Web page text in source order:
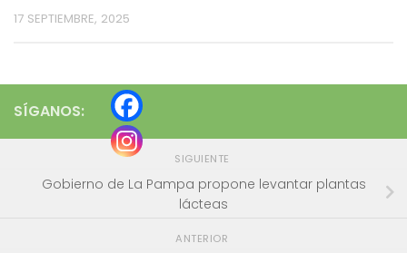
17 SEPTIEMBRE, 2025
SÍGANOS:
SIGUIENTE
Gobierno de La Pampa propone levantar plantas
lácteas
ANTERIOR